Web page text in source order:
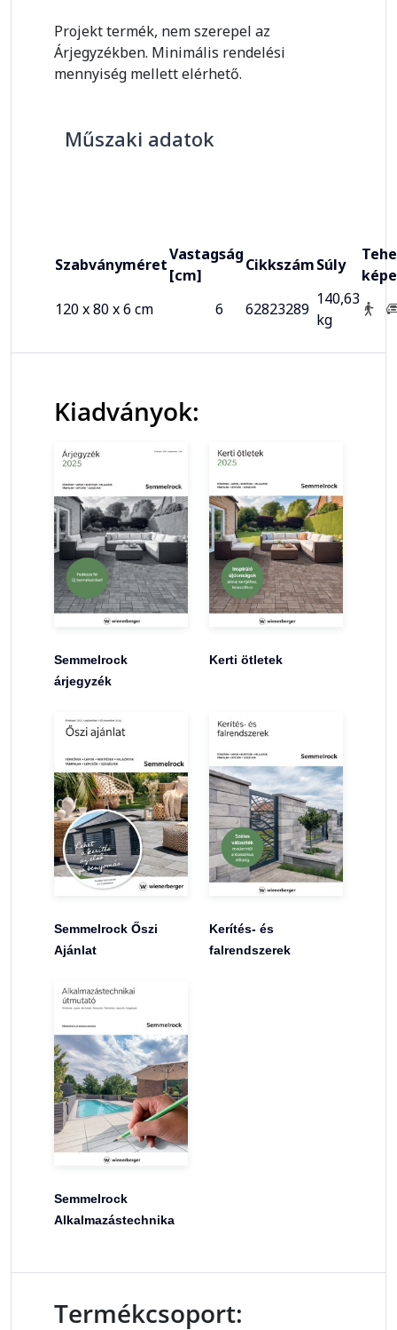
Projekt termék, nem szerepel az
Árjegyzékben. Minimális rendelési
mennyiség mellett elérhető.
Műszaki adatok
Szabványméret
Vastagság
[cm]
CikkszámSúly
120 x 80 x 6 cm
6 62823289
140,63
kg
Kiadványok:
Semmelrock
árjegyzék
Kerti ötletek
Semmelrock Őszi
Ajánlat
Kerítés- és
falrendszerek
Semmelrock
Alkalmazástechnika
Termékcsoport: